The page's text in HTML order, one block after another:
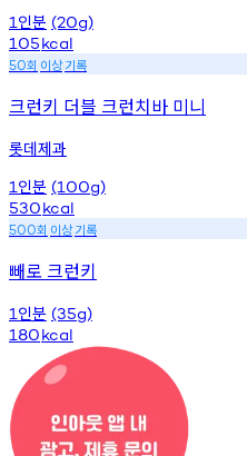
1 인분 (20g)
105kcal
50회 이상기록
크런키 더블 크런치바 미니
롯데제과
1 인분 (100g)
530kcal
500회 이상기록
빼로 크런키
1 인분 (35g)
180kcal